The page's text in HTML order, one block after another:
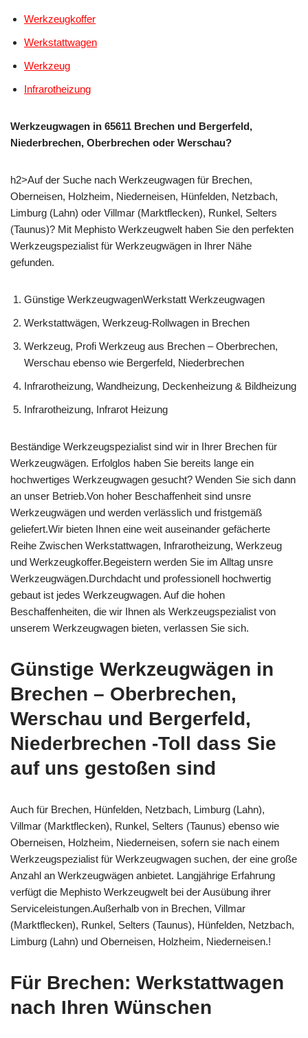
Werkzeugkoffer
Werkstattwagen
Werkzeug
Infrarotheizung
Werkzeugwagen in 65611 Brechen und Bergerfeld,
Niederbrechen, Oberbrechen oder Werschau?
h2>Auf der Suche nach Werkzeugwagen für Brechen,
Oberneisen, Holzheim, Niederneisen, Hünfelden, Netzbach,
Limburg (Lahn) oder Villmar (Marktflecken), Runkel, Selters
(Taunus)? Mit Mephisto Werkzeugwelt haben Sie den perfekten
Werkzeugspezialist für Werkzeugwägen in Ihrer Nähe
gefunden.
Günstige WerkzeugwagenWerkstatt Werkzeugwagen
Werkstattwägen, Werkzeug-Rollwagen in Brechen
Werkzeug, Profi Werkzeug aus Brechen – Oberbrechen,
Werschau ebenso wie Bergerfeld, Niederbrechen
Infrarotheizung, Wandheizung, Deckenheizung & Bildheizung
Infrarotheizung, Infrarot Heizung
Beständige Werkzeugspezialist sind wir in Ihrer Brechen für
Werkzeugwägen. Erfolglos haben Sie bereits lange ein
hochwertiges Werkzeugwagen gesucht? Wenden Sie sich dann
an unser Betrieb.Von hoher Beschaffenheit sind unsre
Werkzeugwägen und werden verlässlich und fristgemäß
geliefert.Wir bieten Ihnen eine weit auseinander gefächerte
Reihe Zwischen Werkstattwagen, Infrarotheizung, Werkzeug
und Werkzeugkoffer.Begeistern werden Sie im Alltag unsre
Werkzeugwägen.Durchdacht und professionell hochwertig
gebaut ist jedes Werkzeugwagen. Auf die hohen
Beschaffenheiten, die wir Ihnen als Werkzeugspezialist von
unserem Werkzeugwagen bieten, verlassen Sie sich.
Günstige Werkzeugwägen in
Brechen – Oberbrechen,
Werschau und Bergerfeld,
Niederbrechen -Toll dass Sie
auf uns gestoßen sind
Auch für Brechen, Hünfelden, Netzbach, Limburg (Lahn),
Villmar (Marktflecken), Runkel, Selters (Taunus) ebenso wie
Oberneisen, Holzheim, Niederneisen, sofern sie nach einem
Werkzeugspezialist für Werkzeugwagen suchen, der eine große
Anzahl an Werkzeugwägen anbietet. Langjährige Erfahrung
verfügt die Mephisto Werkzeugwelt bei der Ausübung ihrer
Serviceleistungen.Außerhalb von in Brechen, Villmar
(Marktflecken), Runkel, Selters (Taunus), Hünfelden, Netzbach,
Limburg (Lahn) und Oberneisen, Holzheim, Niederneisen.!
Für Brechen: Werkstattwagen
nach Ihren Wünschen